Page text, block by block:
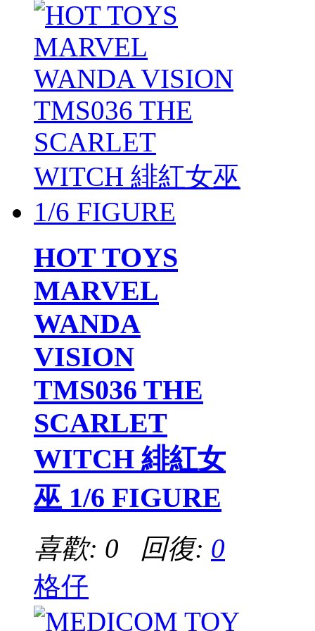
HOT TOYS
MARVEL
WANDA
VISION
TMS036 THE
SCARLET
WITCH 緋紅女
巫 1/6 FIGURE
喜歡: 0 回復: 0
格仔